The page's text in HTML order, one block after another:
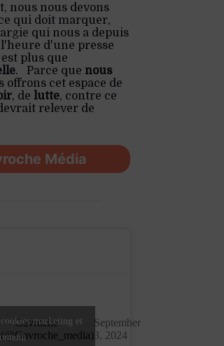
nous nous devons
qui doit marquer,
qui nous a depuis
d'une presse
plus que
. Parce que nous
offrons cet espace de
, de lutte, contre ce
relever de
Média
— Gavroche
(@Gavroche_media)
September
3, 2024
marketing et